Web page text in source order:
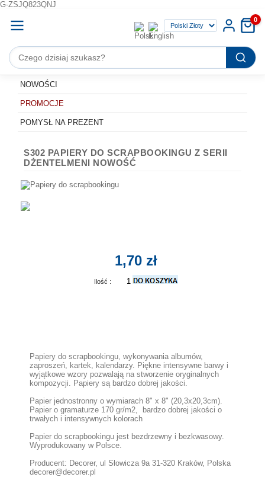
G-ZSJQ823QNJ
0
NOWOŚCI
PROMOCJE
POMYSŁ NA PREZENT
S302 PAPIERY DO SCRAPBOOKINGU Z SERII
DŻENTELMENI NOWOŚĆ
1,70 zł
Ilość :
Papiery do scrapbookingu, wykonywania albumów,
zaproszeń, kartek, kalendarzy. Piękne intensywne barwy i
wyjątkowe wzory pozwalają na stworzenie oryginalnych
kompozycji. Papiery są bardzo dobrej jakości.
Papier jednostronny o wymiarach 8" x 8" (20,3x20,3cm).
Papier o gramaturze 170 gr/m2, bardzo dobrej jakości o
trwałych i intensywnych kolorach
Papier do scrapbookingu jest bezdrzewny i bezkwasowy.
Wyprodukowany w Polsce.
Producent: Decorer, ul Słowicza 9a 31-320 Kraków, Polska
decorer@decorer.pl